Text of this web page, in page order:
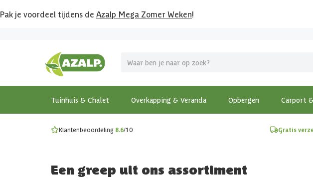
Pak je voordeel tijdens de Azalp Mega Zomer Weken!
Tuinhuis & Chalet Overkapping & Veranda Opbergen Carport
MEGA zomer kortingen op overkappingen en tuinhuizen!
Bekijk de actiemodellen
Gratis wandplankset
Ontdek onze metalen overkappingen
Klantenbeoordeling 8.6/10 Gratis
Een greep uit ons assortiment